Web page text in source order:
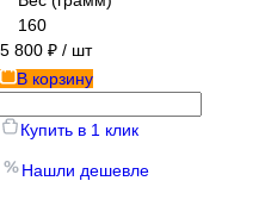
160
5 800 ₽ / шт
В корзину
Купить в 1 клик
Нашли дешевле